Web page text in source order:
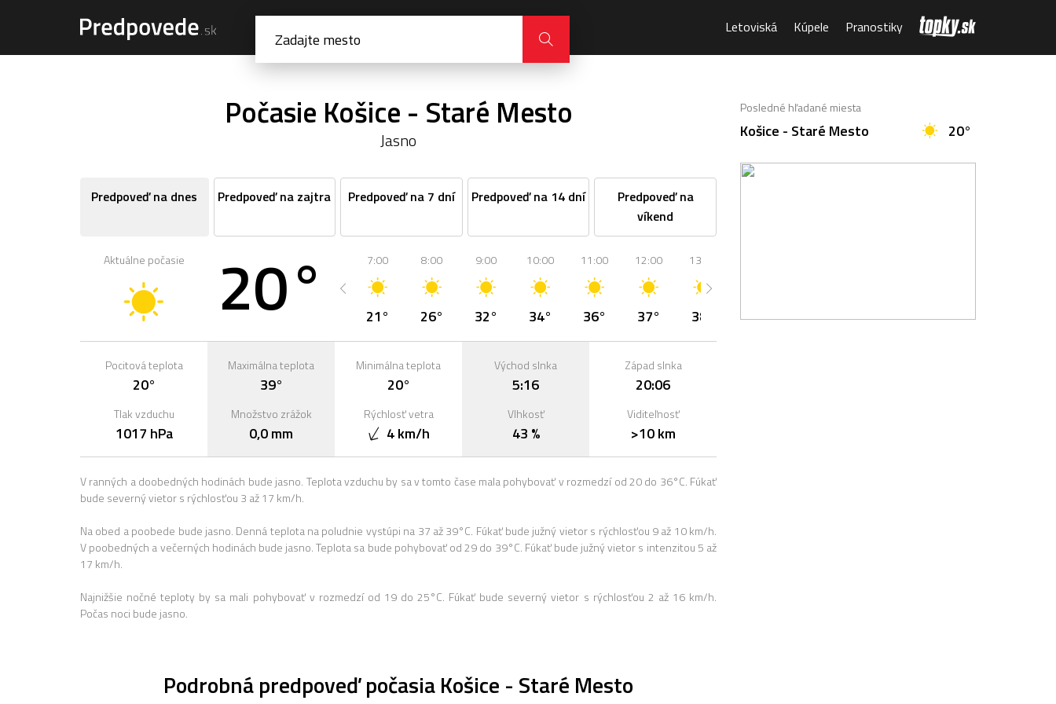
Letoviská Kúpele Pranostiky
Počasie Košice - Staré Mesto
Jasno
Predpoveď na dnes Predpoveď na zajtra Predpoveď na 7 dní Predpoveď na 14 dní
Predpoveď na
víkend
Aktuálne počasie 20° 7:00
21°
8:00
26°
9:00
32°
10:00
34°
11:00
36°
12:00
37°
13:00
38° 39° 39° 39° 38° 37°
Pocitová teplota
20°
Tlak vzduchu
1017 hPa
Maximálna teplota
39°
Množstvo zrážok
0,0 mm
Minimálna teplota
20°
Rýchlosť vetra
4 km/h
Východ slnka
5:16
Vlhkosť
43 %
Západ slnka
20:06
Viditeľnosť
>10 km
V ranných a doobedných hodinách bude jasno. Teplota vzduchu by sa v tomto čase mala pohybovať v rozmedzí od 20 do 36°C. Fúkať
bude severný vietor s rýchlosťou 3 až 17 km/h.
Na obed a poobede bude jasno. Denná teplota na poludnie vystúpi na 37 až 39°C. Fúkať bude južný vietor s rýchlosťou 9 až 10 km/h.
V poobedných a večerných hodinách bude jasno. Teplota sa bude pohybovať od 29 do 39°C. Fúkať bude južný vietor s intenzitou 5 až
17 km/h.
Najnižšie nočné teploty by sa mali pohybovať v rozmedzí od 19 do 25°C. Fúkať bude severný vietor s rýchlosťou 2 až 16 km/h.
Počas noci bude jasno.
Podrobná predpoveď počasia Košice - Staré Mesto
Posledné hľadané miesta
Košice - Staré Mesto 20°